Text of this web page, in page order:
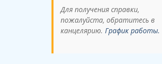
Для получения справки,
пожалуйста, обратитесь в
канцелярию. График работы.